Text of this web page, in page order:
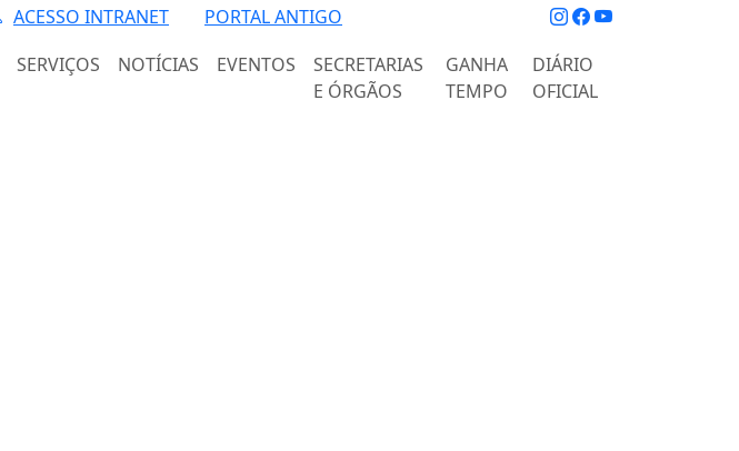
ACESSO INTRANET
PORTAL ANTIGO
SERVIÇOS NOTÍCIAS EVENTOS
SECRETARIAS
E ÓRGÃOS
GANHA
TEMPO
DIÁRIO
OFICIAL